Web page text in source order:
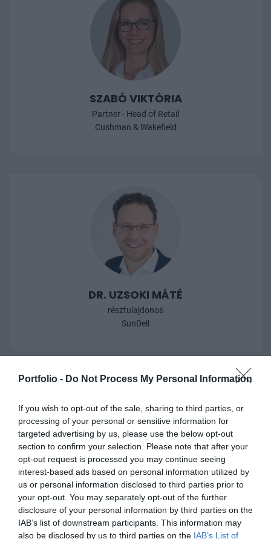
Portfolio - Do Not Process My Personal Information
If you wish to opt-out of the sale, sharing to third parties, or
processing of your personal or sensitive information for
targeted advertising by us, please use the below opt-out
section to confirm your selection. Please note that after your
opt-out request is processed you may continue seeing
interest-based ads based on personal information utilized by
us or personal information disclosed to third parties prior to
your opt-out. You may separately opt-out of the further
disclosure of your personal information by third parties on the
IAB’s list of downstream participants. This information may
also be disclosed by us to third parties on the IAB’s List of
SZABÓ VIKTÓRIA
Partner - Head of Retail
Cushman & Wakefield
DR. UZSOKI MÁTÉ
résztulajdonos
SunDell
VEREBÉLYI MÁRIA
ügyvezető, pénzügyi vezető
ECE Projektmanagement Budapest Kft.